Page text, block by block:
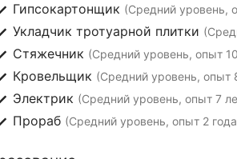
Гипсокартонщик (Средний уровень,
Укладчик тротуарной плитки
Стяжечник (Средний уровень, опыт
Кровельщик (Средний уровень, опыт
Электрик (Средний уровень, опыт 7
Прораб (Средний уровень, опыт 2